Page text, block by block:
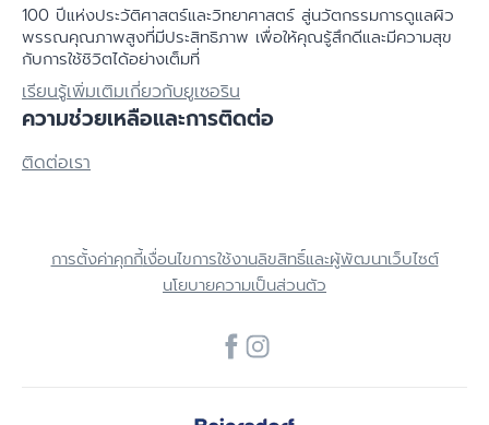
100 ปีแห่งประวัติศาสตร์​และวิทยาศาสตร์ สู่นวัตกรรมการดูแลผิว
พรรณคุณภาพสูงที่มีประสิทธิภาพ เพื่อให้คุณรู้สึกดีและมีความสุข
กับการใช้ชิวิตได้อย่างเต็มที่
เรียนรู้เพิ่มเติมเกี่ยวกับยูเซอริน
ความช่วยเหลือและการติดต่อ
ติดต่อเรา
การตั้งค่าคุกกี้เงื่อนไขการใช้งานลิขสิทธิ์และผู้พัฒนาเว็บไซต์
นโยบายความเป็นส่วนตัว